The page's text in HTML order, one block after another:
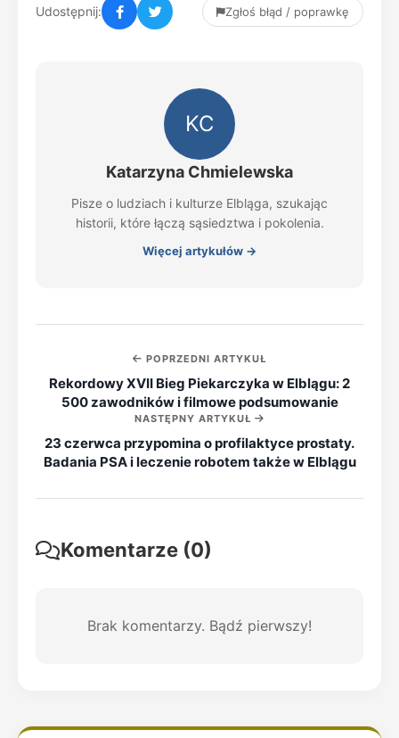
Udostępnij: Zgłoś błąd / poprawkę
KC
Katarzyna Chmielewska
Pisze o ludziach i kulturze Elbląga, szukając
historii, które łączą sąsiedztwa i pokolenia.
Więcej artykułów →
POPRZEDNI ARTYKUŁ
Rekordowy XVII Bieg Piekarczyka w Elblągu: 2
500 zawodników i filmowe podsumowanie
NASTĘPNY ARTYKUŁ
23 czerwca przypomina o profilaktyce prostaty.
Badania PSA i leczenie robotem także w Elblągu
Komentarze (0)
Brak komentarzy. Bądź pierwszy!